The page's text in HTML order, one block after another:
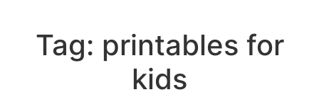
Tag: printables for
kids